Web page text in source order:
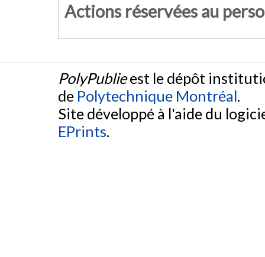
Actions réservées au
PolyPublieest le dépôt
de Polytechnique Montréal.
Site développé à l'aide du
EPrints.